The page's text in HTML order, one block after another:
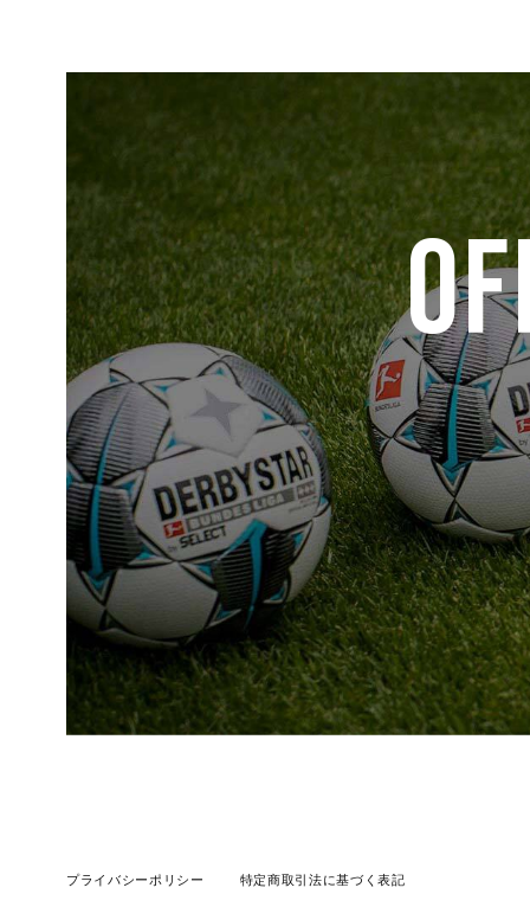
プライバシーポリシー 特定商取引法に基づく表記